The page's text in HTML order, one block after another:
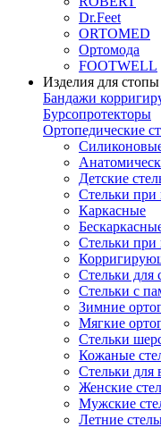
Dr.Feet
ORTOMED
Ортомода
FOOTWELL
Изделия для стопы
Бандажи
Бурсопротекторы
Ортопедические
Детские
Стельки
Каркасные
Стельки при
Стельки для
Стельки с
Зимние
Мягкие
Стельки
Кожаные
Стельки для
Женские
Мужские
Летние